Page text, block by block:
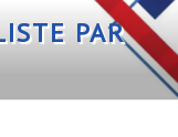
PAR